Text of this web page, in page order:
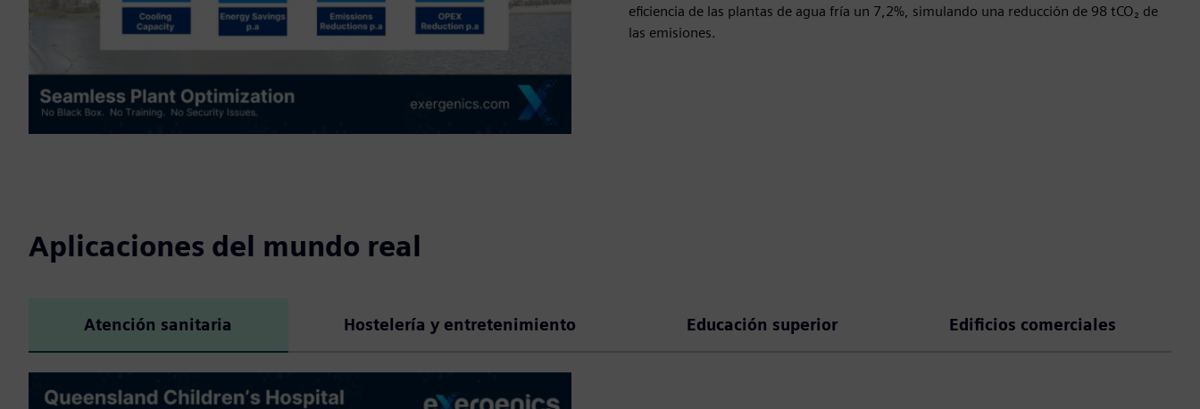
eficiencia de las plantas de agua fría un 7,2%, simulando una reducción de 98 tCO₂ de
las emisiones.
Aplicaciones del mundo real
Atención sanitaria Hostelería y entretenimiento Educación superior Edificios comerciales